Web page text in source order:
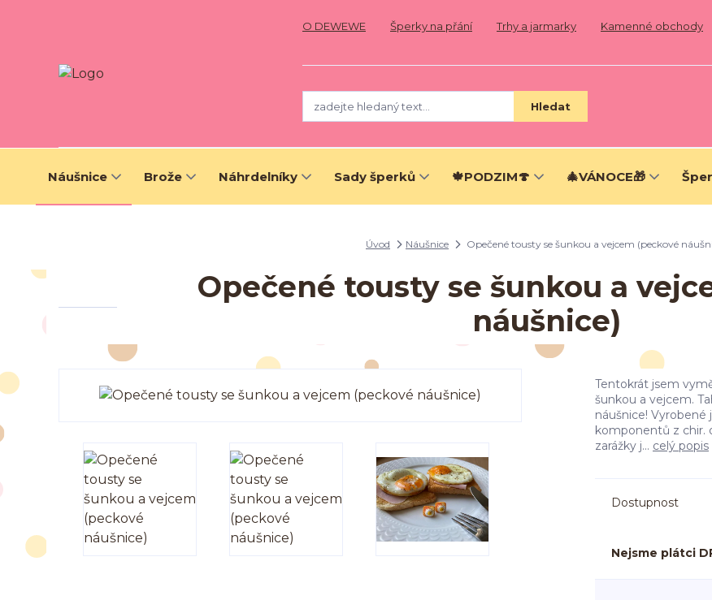
O DEWEWE Šperky na přání Trhy a jarmarky Kamenné obchody
Hledat
Náušnice Brože Náhrdelníky Sady šperků 🍁PODZIM🍄 🎄VÁNOCE🎁
Úvod Náušnice Opečené tousty se šunkou a vejcem (peckové
Opečené tousty se šunkou a
náušnice)
Tentokrát jsem
šunkou a vejcem.
náušnice!
komponentů z chir.
zarážky j... celý popis
Dostupnost
Nejsme plátci